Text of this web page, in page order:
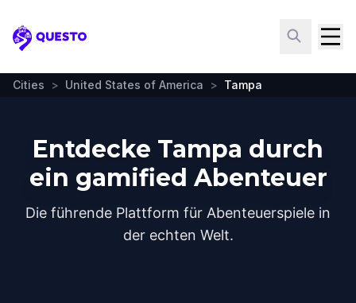
Questo
Cities > United States of America > Tampa
Entdecke Tampa durch
ein gamified Abenteuer
Die führende Plattform für Abenteuerspiele in
der echten Welt.